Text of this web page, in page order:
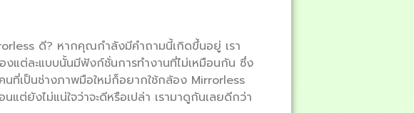
ดี? หากคุณกำลังมีคำถามนี้เกิดขึ้นอยู่ เรา
แต่ละแบบนั้นมีฟังก์ชั่นการทำงานที่ไม่เหมือนกัน ซึ่ง
ที่เป็นช่างภาพมือใหม่ก็อยากใช้กล้อง Mirrorless
นแต่ยังไม่แน่ใจว่าจะดีหรือเปล่า เรามาดูกันเลยดีกว่า